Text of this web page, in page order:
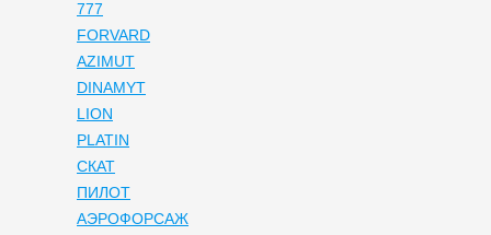
777
FORVARD
AZIMUT
DINAMYT
LION
PLATIN
СКАТ
ПИЛОТ
АЭРОФОРСАЖ